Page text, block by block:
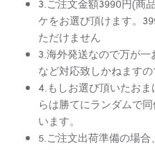
3.ご注文金額3990円(商
ケをお選び頂けます。
ただけません
3.海外発送なので万が
など対応致しかねますの
4.もしお選び頂いたお
らは勝てにランダムで
います。
5.ご注文出荷準備の場